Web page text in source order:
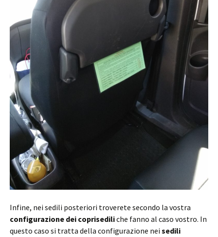
Infine, nei sedili posteriori troverete secondo la vostra
configurazione dei coprisediliche fanno al caso vostro. In
questo caso si tratta della configurazione nei sedili